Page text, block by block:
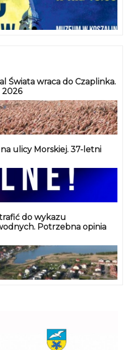
Świata wraca do Czaplinka.
2026
ulicy Morskiej. 37-letni
do wykazu
Potrzebna opinia